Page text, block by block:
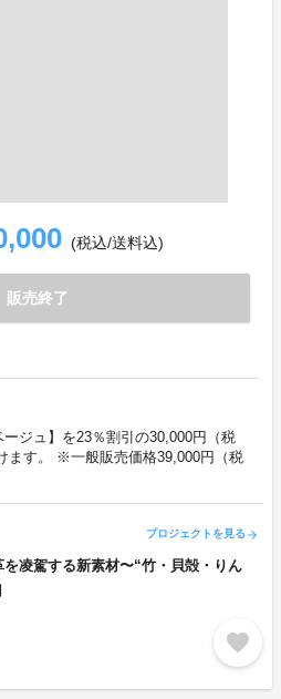
(税込/送料込)
販売終了
ジュ】を23％割引の30,000円（税
ます。 ※一般販売価格39,000円（税
プロジェクトを見る arrow_forward
凌駕する新素材〜“竹・貝殻・りん
favorite